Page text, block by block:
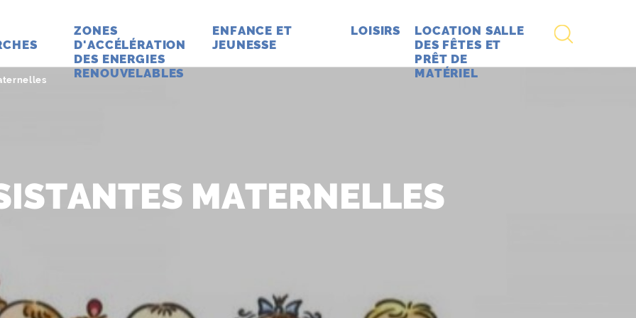
ZONES
D'ACCÉLÉRATION
DES ENERGIES
RENOUVELABLES
ENFANCE ET
JEUNESSE
LOISIRS
LOCATION SALLE
DES FÊTES ET
PRÊT DE
MATÉRIEL
MATERNELLES